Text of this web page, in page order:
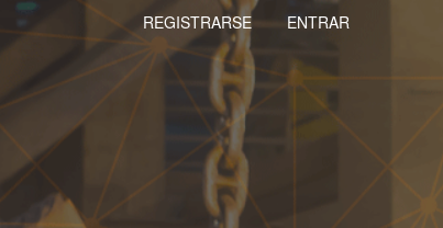
REGISTRARSE ENTRAR